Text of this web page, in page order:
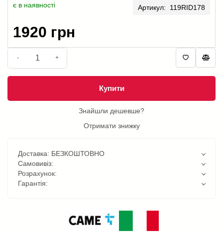
є в наявності Артикул: 119RID178
1920 грн
- +
Купити
Знайшли дешевше?
Отримати знижку
Доставка: БЕЗКОШТОВНО
Самовивіз:
Розрахунок:
Гарантія: